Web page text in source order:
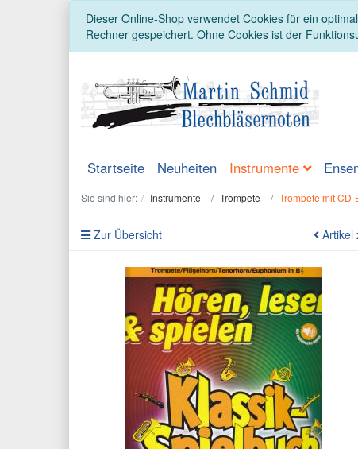
Dieser Online-Shop verwendet Cookies für ein
Rechner gespeichert. Ohne Cookies ist der
Startseite Neuheiten Instrumente
Sie sind hier: Instrumente Trompete Trompete mit
Zur Übersicht Artikel